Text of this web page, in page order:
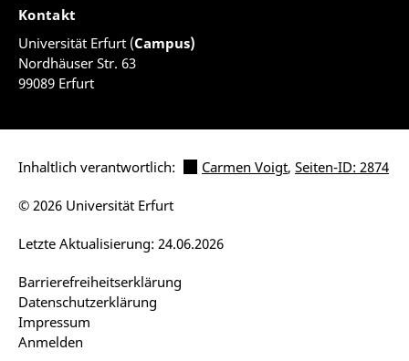
Kontakt
Universität Erfurt (Campus)
Nordhäuser Str. 63
99089 Erfurt
Inhaltlich verantwortlich: Carmen Voigt, Seiten-ID: 2874
Barrierefreiheitserklärung
Datenschutzerklärung
Impressum
Anmelden
Letzte Aktualisierung: 24.06.2026
© 2026 Universität Erfurt